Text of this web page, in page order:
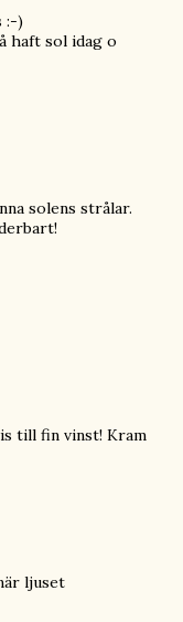
:-)
haft sol idag o
solens strålar.
till fin vinst! Kram
ljuset